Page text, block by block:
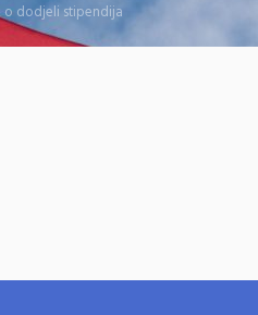
o dodjeli stipendija